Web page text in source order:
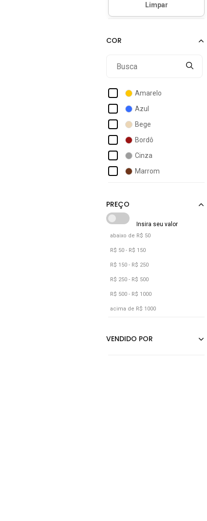
Bella Fiore Modas
Braziline
Amarelo
Azul
Bege
Bordô
Cinza
Marrom
abaixo de R$ 50
R$ 50 - R$ 150
R$ 150 - R$ 250
R$ 250 - R$ 500
R$ 500 - R$ 1000
acima de R$ 1000